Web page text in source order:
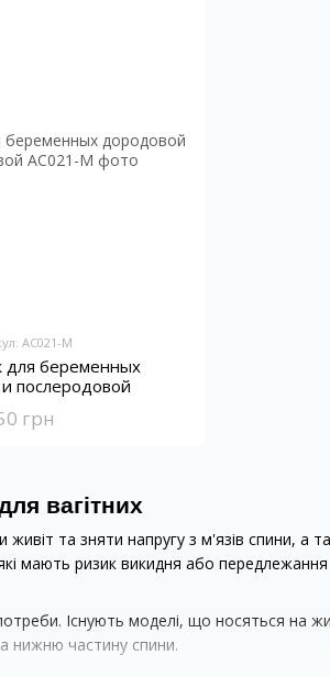
вагітних
живіт та зняти напругу з м'язів спини,
мають ризик викидня або
Існують моделі, що носяться на
нижню частину спини.
AC021-M
для беременных
послеродовой
грн